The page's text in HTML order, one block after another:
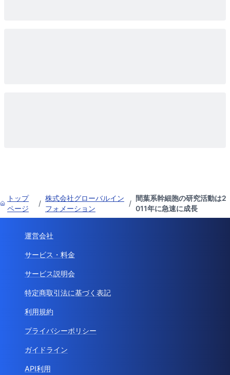
トップ
ページ
/
株式会社グローバルイン
フォメーション
/
間葉系幹細胞の研究活動は2
011年に急速に成長
運営会社
サービス・料金
サービス説明会
特定商取引法に基づく表記
利用規約
プライバシーポリシー
ガイドライン
API利用